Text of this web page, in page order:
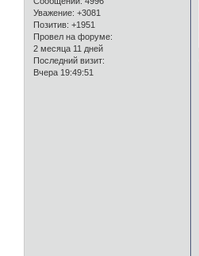
Уважение: +3081
Позитив: +1951
Провел на форуме:
2 месяца 11 дней
Последний визит:
Вчера 19:49:51